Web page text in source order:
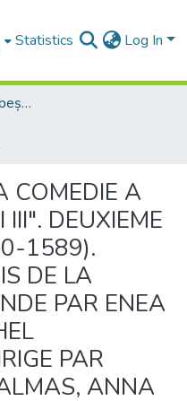
Statistics Log In
Studia Universitatis Babeș-Bolyai Collection
COMEDIE A
III". DEUXIEME
1589).
DE LA
PAR ENEA
PAR
ANNA